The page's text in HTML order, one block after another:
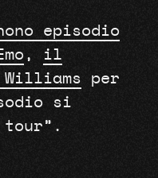
episodio
,
il
per
si